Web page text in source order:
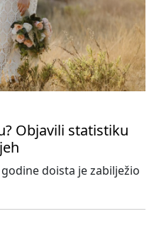
Objavili statistiku
doista je zabilježio